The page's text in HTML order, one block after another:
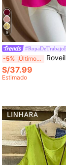
9
-5% ¡Últimos 3 días Roveilla Blusa elegante de manga corta
S/37.99
Estimado